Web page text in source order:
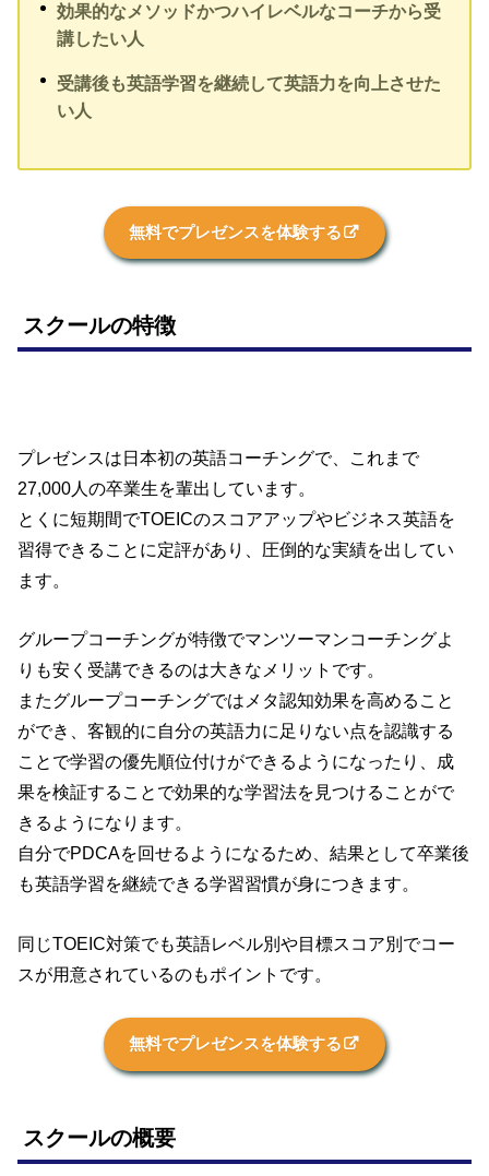
効果的なメソッドかつハイレベルなコーチから受
講したい人
受講後も英語学習を継続して英語力を向上させた
い人
無料でプレゼンスを体験する
スクールの特徴
プレゼンスは日本初の英語コーチングで、これまで
27,000人の卒業生を輩出しています。
とくに短期間でTOEICのスコアアップやビジネス英語を
習得できることに定評があり、圧倒的な実績を出してい
ます。
グループコーチングが特徴でマンツーマンコーチングよ
りも安く受講できるのは大きなメリットです。
またグループコーチングではメタ認知効果を高めること
ができ、客観的に自分の英語力に足りない点を認識する
ことで学習の優先順位付けができるようになったり、成
果を検証することで効果的な学習法を見つけることがで
きるようになります。
自分でPDCAを回せるようになるため、結果として卒業後
も英語学習を継続できる学習習慣が身につきます。
同じTOEIC対策でも英語レベル別や目標スコア別でコー
スが用意されているのもポイントです。
無料でプレゼンスを体験する
スクールの概要